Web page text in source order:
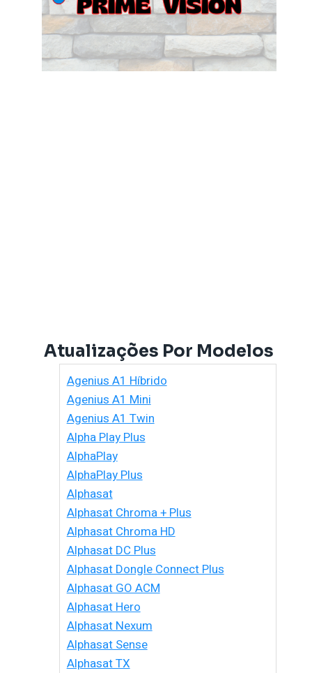
Atualização Do
Cinebox Power:
Atualizações Por Modelos
Agenius A1 Híbrido
Agenius A1 Mini
Agenius A1 Twin
Alpha Play Plus
AlphaPlay
AlphaPlay Plus
Alphasat
Alphasat Chroma + Plus
Alphasat Chroma HD
Alphasat DC Plus
Alphasat Dongle Connect Plus
Alphasat GO ACM
Alphasat Hero
Alphasat Nexum
Alphasat Sense
Alphasat TX